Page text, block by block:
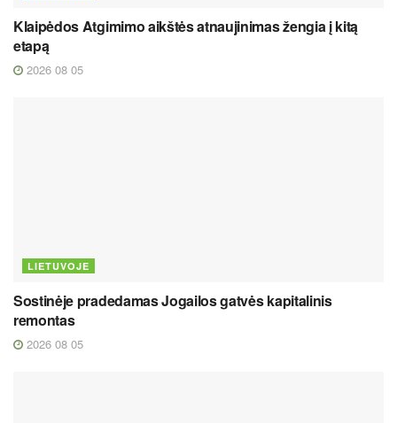
Klaipėdos Atgimimo aikštės atnaujinimas žengia į kitą
etapą
2026 08 05
LIETUVOJE
Sostinėje pradedamas Jogailos gatvės kapitalinis
remontas
2026 08 05